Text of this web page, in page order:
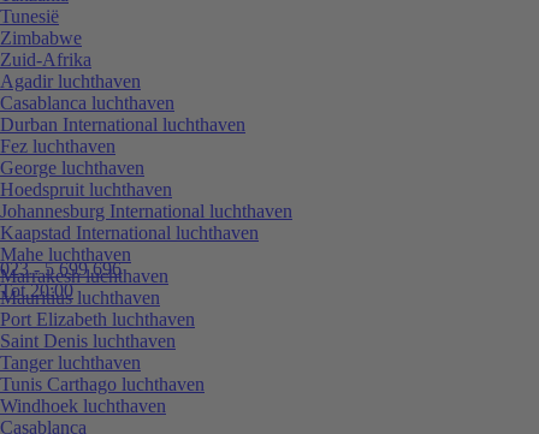
023 - 5 699 696
Tot 20:00
Tunesië
Zimbabwe
Zuid-Afrika
Agadir luchthaven
Casablanca luchthaven
Durban International luchthaven
Fez luchthaven
George luchthaven
Hoedspruit luchthaven
Johannesburg International luchthaven
Kaapstad International luchthaven
Mahe luchthaven
Marrakesh luchthaven
Mauritius luchthaven
Port Elizabeth luchthaven
Saint Denis luchthaven
Tanger luchthaven
Tunis Carthago luchthaven
Windhoek luchthaven
Casablanca